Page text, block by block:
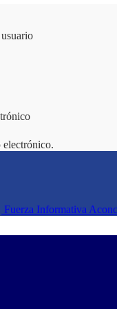
electrónico.
Fuerza Informativa